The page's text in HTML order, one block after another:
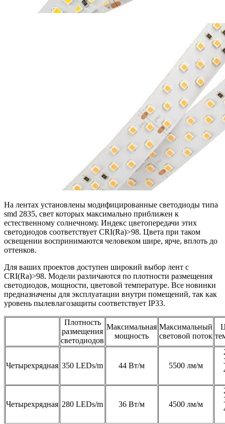
На лентах установлены модифицированные светодиоды типа
smd 2835, свет которых максимально приближен к
естественному солнечному. Индекс цветопередачи этих
светодиодов соответствует CRI(Ra)>98. Цвета при таком
освещении воспринимаются человеком шире, ярче, вплоть до
оттенков.
Для ваших проектов доступен широкий выбор лент с
CRI(Ra)>98. Модели различаются по плотности размещения
светодиодов, мощности, цветовой температуре. Все новинки
предназначены для эксплуатации внутри помещений, так как
уровень пылевлагозащиты соответствует IP33.
Плотность
размещения
светодиодов
Максимальная
мощность
Максимальный
световой поток
Четырехрядная 350 LEDs/m 44 Вт/м 5500 лм/м
Четырехрядная 280 LEDs/m 36 Вт/м 4500 лм/м